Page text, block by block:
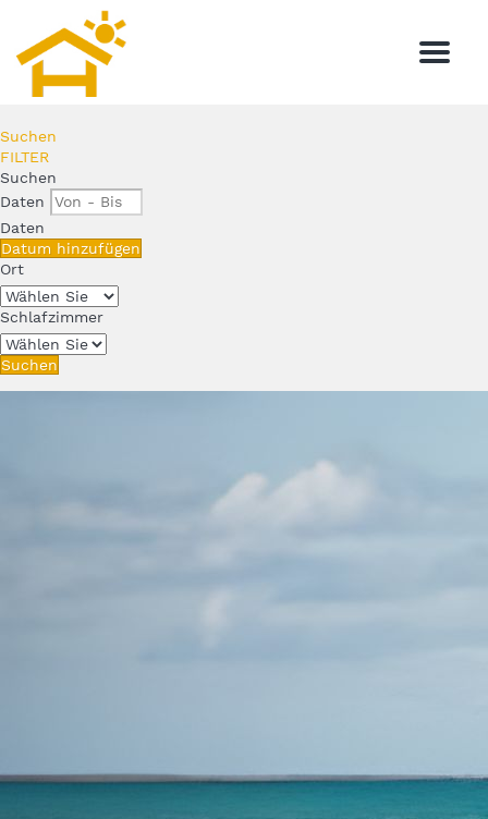
Menu
Suchen
FILTER
Suchen
Daten
Daten
Datum hinzufügen
Ort
Schlafzimmer
Suchen